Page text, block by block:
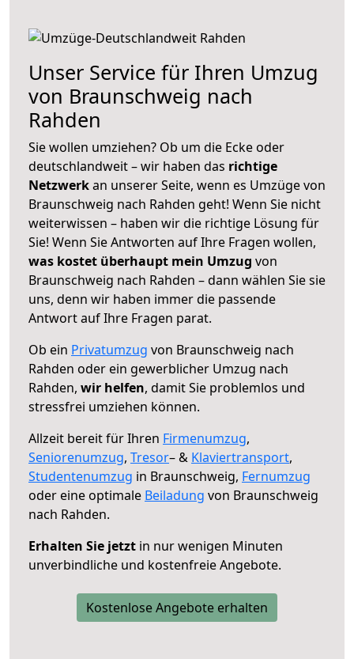
Unser Service für Ihren Umzug
von Braunschweig nach
Rahden
Sie wollen umziehen? Ob um die Ecke oder
deutschlandweit – wir haben das richtige
Netzwerkan unserer Seite, wenn es Umzüge von
Braunschweig nach Rahden geht! Wenn Sie nicht
weiterwissen – haben wir die richtige Lösung für
Sie! Wenn Sie Antworten auf Ihre Fragen wollen,
was kostet überhaupt mein Umzug von
Braunschweig nach Rahden – dann wählen Sie sie
uns, denn wir haben immer die passende
Antwort auf Ihre Fragen parat.
Ob ein Privatumzug von Braunschweig nach
Rahden oder ein gewerblicher Umzug nach
Rahden, wir helfen, damit Sie problemlos und
stressfrei umziehen können.
Allzeit bereit für Ihren Firmenumzug,
Seniorenumzug, Tresor– & Klaviertransport,
Studentenumzug in Braunschweig, Fernumzug
oder eine optimale Beiladung von Braunschweig
nach Rahden.
Erhalten Sie jetzt in nur wenigen Minuten
unverbindliche und kostenfreie Angebote.
Kostenlose Angebote erhalten